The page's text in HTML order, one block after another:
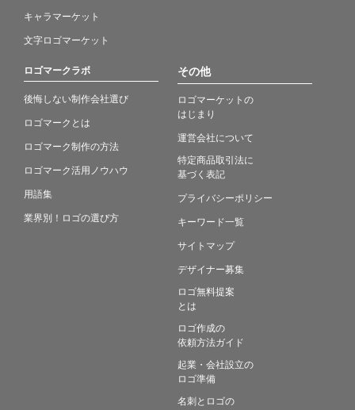
キャラマーケット
文字ロゴマーケット
ロゴマークラボ
後悔しない制作会社選び
ロゴマークとは
ロゴマーク制作の方法
ロゴマーク活用ノウハウ
用語集
業界別！ロゴの選び方
その他
ロゴマーケットの
はじまり
運営会社について
特定商品取引法に
基づく表記
プライバシーポリシー
キーワード一覧
サイトマップ
デザイナー募集
ロゴ無料提案
とは
ロゴ作成の
依頼方法ガイド
起業・会社設立の
ロゴ準備
名刺とロゴの